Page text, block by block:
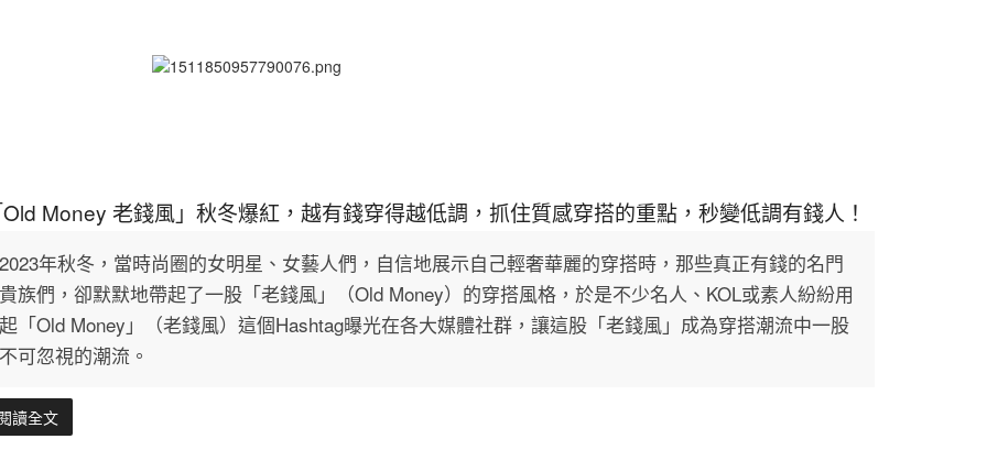
Money 老錢風」秋冬爆紅，越有錢穿得越低調，抓住質感穿搭的重點，秒變低調有錢人！
2023年秋冬，當時尚圈的女明星、女藝人們，自信地展示自己輕奢華麗的穿搭時，那些真正有錢的名門
貴族們，卻默默地帶起了一股「老錢風」（Old Money）的穿搭風格，於是不少名人、KOL或素人紛紛用
起「Old Money」（老錢風）這個Hashtag曝光在各大媒體社群，讓這股「老錢風」成為穿搭潮流中一股
不可忽視的潮流。
讀全文